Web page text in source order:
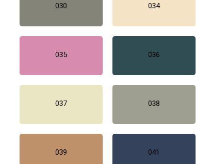
030 034
035 036
037 038
039 041